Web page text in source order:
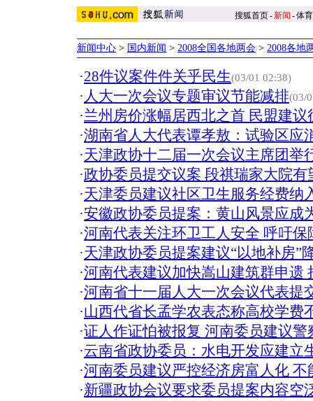
搜狐首页-新闻 -体育
新闻中心 > 国内新闻 > 2008全国各地两会 > 2008各地
·28件议案件件关乎民生(03/01 02:38)
· 人大一次会议专题审议节能减排(03/
·兰州房价涨幅居西北之首 民盟建议
·湖南省人大代表谭孝敖：试验区应
·天津政协十二届一次会议主席团举
·政协委员提交议案 段祺瑞家大院有
·天津委员建议社区卫生服务经费纳
·安徽政协委员提案：黄山风景应成
·河南代表关注环卫工人安全 呼吁保
·天津政协委员提案建议“以地补房”
·河南代表建议加快嵩山建筑群申遗
·河南省十一届人大一次会议代表提
·山西代省长孟学农表态称高校学费
·证人作证怕被报复 河南委员建议警
·云南省政协委员：水电开发应建立
·河南委员建议严控经济房富人化 不
·新疆政协会议要求委员提案内容空